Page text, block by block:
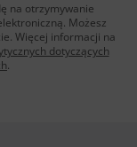
na otrzymywanie
Możesz
Więcej informacji na
dotyczących
.